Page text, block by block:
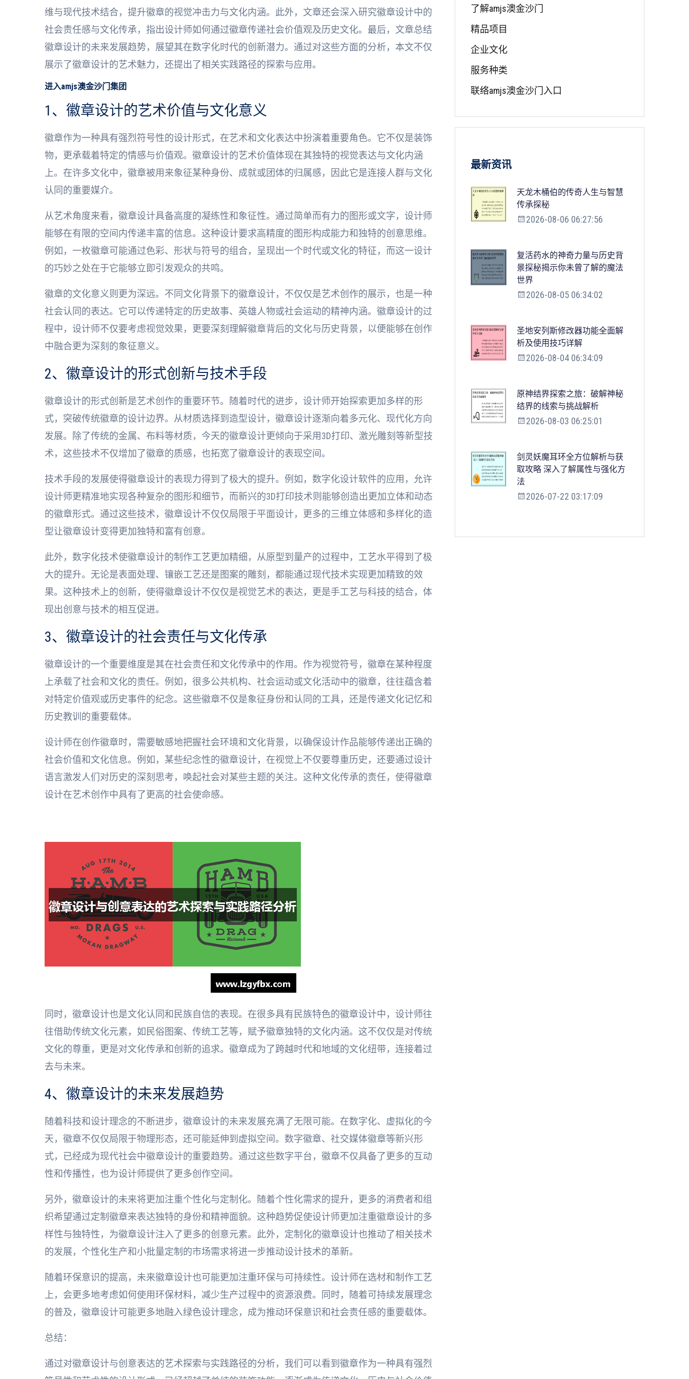
维与现代技术结合，提升徽章的视觉冲击力与文化内涵。此外，文章还会深入研究徽章设计中的
社会责任感与文化传承，指出设计师如何通过徽章传递社会价值观及历史文化。最后，文章总结
徽章设计的未来发展趋势，展望其在数字化时代的创新潜力。通过对这些方面的分析，本文不仅
展示了徽章设计的艺术魅力，还提出了相关实践路径的探索与应用。
进入amjs澳金沙门集团
1、徽章设计的艺术价值与文化意义
徽章作为一种具有强烈符号性的设计形式，在艺术和文化表达中扮演着重要角色。它不仅是装饰
物，更承载着特定的情感与价值观。徽章设计的艺术价值体现在其独特的视觉表达与文化内涵
上。在许多文化中，徽章被用来象征某种身份、成就或团体的归属感，因此它是连接人群与文化
认同的重要媒介。
从艺术角度来看，徽章设计具备高度的凝练性和象征性。通过简单而有力的图形或文字，设计师
能够在有限的空间内传递丰富的信息。这种设计要求高精度的图形构成能力和独特的创意思维。
例如，一枚徽章可能通过色彩、形状与符号的组合，呈现出一个时代或文化的特征，而这一设计
的巧妙之处在于它能够立即引发观众的共鸣。
徽章的文化意义则更为深远。不同文化背景下的徽章设计，不仅仅是艺术创作的展示，也是一种
社会认同的表达。它可以传递特定的历史故事、英雄人物或社会运动的精神内涵。徽章设计的过
程中，设计师不仅要考虑视觉效果，更要深刻理解徽章背后的文化与历史背景，以便能够在创作
中融合更为深刻的象征意义。
2、徽章设计的形式创新与技术手段
徽章设计的形式创新是艺术创作的重要环节。随着时代的进步，设计师开始探索更加多样的形
式，突破传统徽章的设计边界。从材质选择到造型设计，徽章设计逐渐向着多元化、现代化方向
发展。除了传统的金属、布料等材质，今天的徽章设计更倾向于采用3D打印、激光雕刻等新型技
术，这些技术不仅增加了徽章的质感，也拓宽了徽章设计的表现空间。
技术手段的发展使得徽章设计的表现力得到了极大的提升。例如，数字化设计软件的应用，允许
设计师更精准地实现各种复杂的图形和细节，而新兴的3D打印技术则能够创造出更加立体和动态
的徽章形式。通过这些技术，徽章设计不仅仅局限于平面设计，更多的三维立体感和多样化的造
型让徽章设计变得更加独特和富有创意。
此外，数字化技术使徽章设计的制作工艺更加精细，从原型到量产的过程中，工艺水平得到了极
大的提升。无论是表面处理、镶嵌工艺还是图案的雕刻，都能通过现代技术实现更加精致的效
果。这种技术上的创新，使得徽章设计不仅仅是视觉艺术的表达，更是手工艺与科技的结合，体
现出创意与技术的相互促进。
3、徽章设计的社会责任与文化传承
徽章设计的一个重要维度是其在社会责任和文化传承中的作用。作为视觉符号，徽章在某种程度
上承载了社会和文化的责任。例如，很多公共机构、社会运动或文化活动中的徽章，往往蕴含着
对特定价值观或历史事件的纪念。这些徽章不仅是象征身份和认同的工具，还是传递文化记忆和
历史教训的重要载体。
设计师在创作徽章时，需要敏感地把握社会环境和文化背景，以确保设计作品能够传递出正确的
社会价值和文化信息。例如，某些纪念性的徽章设计，在视觉上不仅要尊重历史，还要通过设计
语言激发人们对历史的深刻思考，唤起社会对某些主题的关注。这种文化传承的责任，使得徽章
设计在艺术创作中具有了更高的社会使命感。
同时，徽章设计也是文化认同和民族自信的表现。在很多具有民族特色的徽章设计中，设计师往
往借助传统文化元素，如民俗图案、传统工艺等，赋予徽章独特的文化内涵。这不仅仅是对传统
文化的尊重，更是对文化传承和创新的追求。徽章成为了跨越时代和地域的文化纽带，连接着过
去与未来。
4、徽章设计的未来发展趋势
随着科技和设计理念的不断进步，徽章设计的未来发展充满了无限可能。在数字化、虚拟化的今
天，徽章不仅仅局限于物理形态，还可能延伸到虚拟空间。数字徽章、社交媒体徽章等新兴形
式，已经成为现代社会中徽章设计的重要趋势。通过这些数字平台，徽章不仅具备了更多的互动
性和传播性，也为设计师提供了更多创作空间。
另外，徽章设计的未来将更加注重个性化与定制化。随着个性化需求的提升，更多的消费者和组
织希望通过定制徽章来表达独特的身份和精神面貌。这种趋势促使设计师更加注重徽章设计的多
样性与独特性，为徽章设计注入了更多的创意元素。此外，定制化的徽章设计也推动了相关技术
的发展，个性化生产和小批量定制的市场需求将进一步推动设计技术的革新。
随着环保意识的提高，未来徽章设计也可能更加注重环保与可持续性。设计师在选材和制作工艺
上，会更多地考虑如何使用环保材料，减少生产过程中的资源浪费。同时，随着可持续发展理念
的普及，徽章设计可能更多地融入绿色设计理念，成为推动环保意识和社会责任感的重要载体。
总结：
通过对徽章设计与创意表达的艺术探索与实践路径的分析，我们可以看到徽章作为一种具有强烈
了解amjs澳金沙门
精品项目
企业文化
服务种类
联络amjs澳金沙门入口
最新资讯
天龙木桶伯的传奇人生与智慧
传承探秘
2026-08-06 06:27:56
复活药水的神奇力量与历史背
景探秘揭示你未曾了解的魔法
世界
2026-08-05 06:34:02
圣地安列斯修改器功能全面解
析及使用技巧详解
2026-08-04 06:34:09
原神结界探索之旅：破解神秘
结界的线索与挑战解析
2026-08-03 06:25:01
剑灵妖魔耳环全方位解析与获
取攻略 深入了解属性与强化方
法
2026-07-22 03:17:09